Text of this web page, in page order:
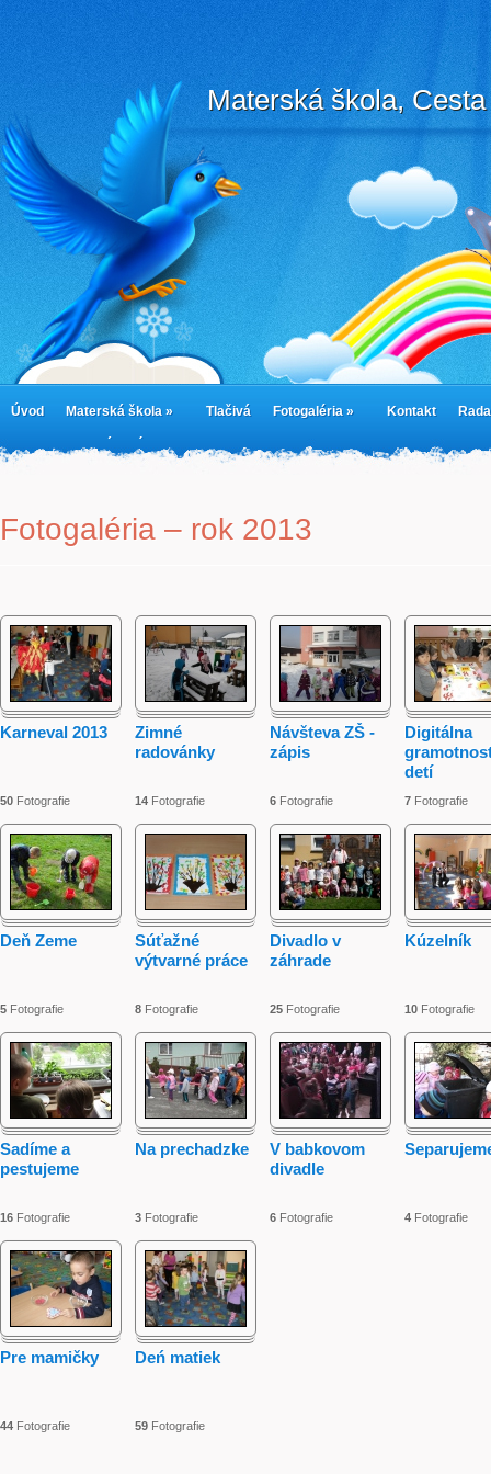
Materská škola,
Úvod Materská škola » Tlačivá Fotogaléria » Kontakt
cookies Jedálny lístok Cookie Policy
Fotogaléria – rok 2013
Karneval 2013
50 Fotografie
Zimné
radovánky
14 Fotografie
Návšteva ZŠ -
zápis
6 Fotografie
Digitálna
detí
7 Fotografie
Deň Zeme
5 Fotografie
Súťažné
výtvarné práce
8 Fotografie
Divadlo v
záhrade
25 Fotografie
Kúzelník
10 Fotografie
Sadíme a
pestujeme
16 Fotografie
Na prechadzke
3 Fotografie
V babkovom
divadle
6 Fotografie 4 Fotografie
Pre mamičky
44 Fotografie
Deń matiek
59 Fotografie